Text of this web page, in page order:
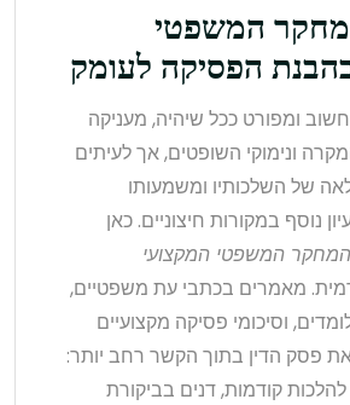
המשפטי
הפסיקה לעומק
ומפורט ככל שיהיה, מעניקה
ונימוקי השופטים, אך לעיתים
של השלכותיו ומשמעותו
נוסף במקורות חיצוניים. כאן
המחקר המשפטי המקצועי
מאמרים בכתבי עת משפטיים,
וסיכומי פסיקה מקצועיים
פסק הדין בתוך הקשר רחב יותר:
קודמות, דנים בביקורת